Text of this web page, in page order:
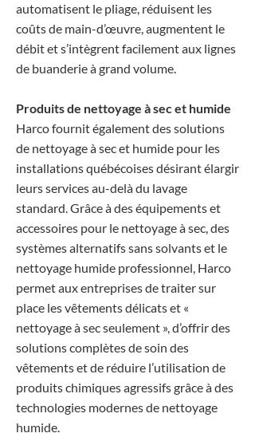
automatisent le pliage, réduisent les
coûts de main-d’œuvre, augmentent le
débit et s’intègrent facilement aux lignes
de buanderie à grand volume.
Produits de nettoyage à sec et humide
Harco fournit également des solutions
de nettoyage à sec et humide pour les
installations québécoises désirant élargir
leurs services au-delà du lavage
standard. Grâce à des équipements et
accessoires pour le nettoyage à sec, des
systèmes alternatifs sans solvants et le
nettoyage humide professionnel, Harco
permet aux entreprises de traiter sur
place les vêtements délicats et «
nettoyage à sec seulement », d’offrir des
solutions complètes de soin des
vêtements et de réduire l’utilisation de
produits chimiques agressifs grâce à des
technologies modernes de nettoyage
humide.